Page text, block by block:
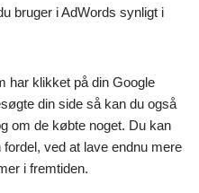
bruger i AdWords synligt i
har klikket på din Google
din side så kan du også
om de købte noget. Du kan
ved at lave endnu mere
i fremtiden.